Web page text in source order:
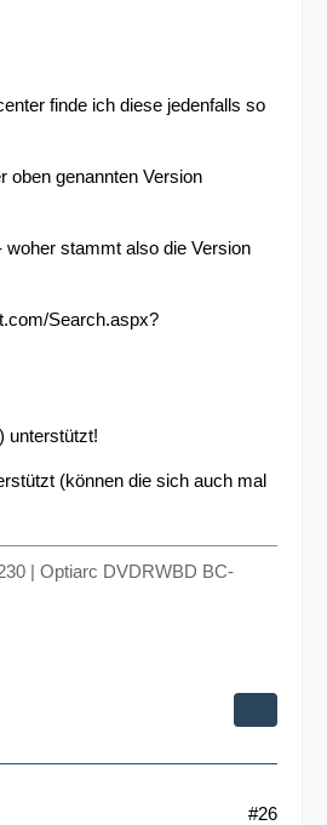
finde ich diese jedenfalls so
oben genannten Version
stammt also die Version
Search.aspx?
unterstützt!
(können die sich auch mal
| Optiarc DVDRWBD BC-
#26